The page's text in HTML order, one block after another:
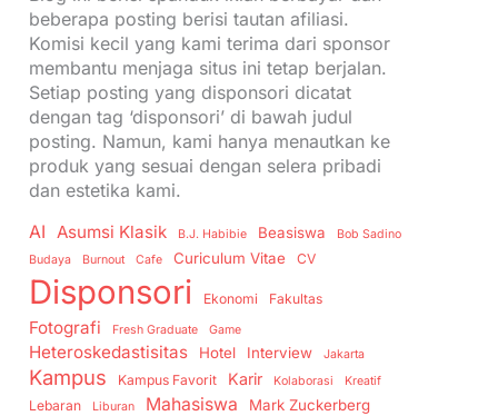
beberapa posting berisi tautan afiliasi.
Komisi kecil yang kami terima dari sponsor
membantu menjaga situs ini tetap berjalan.
Setiap posting yang disponsori dicatat
dengan tag ‘disponsori’ di bawah judul
posting. Namun, kami hanya menautkan ke
produk yang sesuai dengan selera pribadi
dan estetika kami.
AI Asumsi Klasik B.J. Habibie Beasiswa
Bob Sadino
Budaya
Burnout Cafe Curiculum Vitae CV
Disponsori Ekonomi Fakultas
Fotografi Fresh Graduate Game
Heteroskedastisitas Hotel Interview Jakarta
Kampus Kampus Favorit Karir Kolaborasi Kreatif
Lebaran Liburan Mahasiswa Mark Zuckerberg